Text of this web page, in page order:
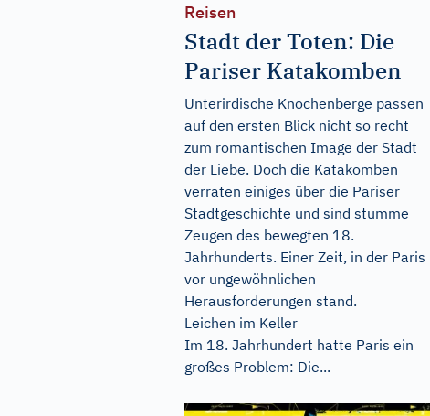
Reisen
Stadt der Toten: Die
Pariser Katakomben
Unterirdische Knochenberge passen
auf den ersten Blick nicht so recht
zum romantischen Image der Stadt
der Liebe. Doch die Katakomben
verraten einiges über die Pariser
Stadtgeschichte und sind stumme
Zeugen des bewegten 18.
Jahrhunderts. Einer Zeit, in der Paris
vor ungewöhnlichen
Herausforderungen stand.
Leichen im Keller
Im 18. Jahrhundert hatte Paris ein
großes Problem: Die...